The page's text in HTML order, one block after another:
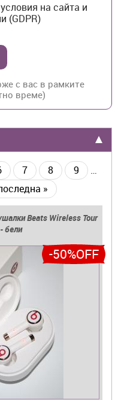
на сайта и
(GDPR)
с вас в рамките
време)
7 8 9
…
»
Beats Wireless Tour
бели
-50%OFF